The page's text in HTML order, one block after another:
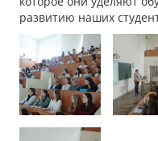
развитию наших